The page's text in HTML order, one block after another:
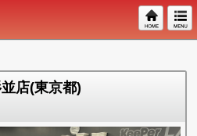
店(東京都)